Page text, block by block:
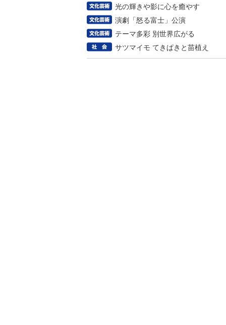
光の輝きや影に心を癒やす
演劇「怒る富士」公演
テーマ多彩 別世界広がる
サツマイモ てきぱきと苗植え